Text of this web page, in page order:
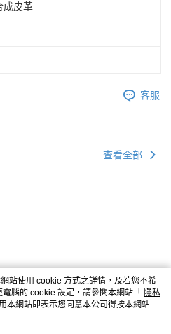
成皮革
客服
查看全部
站使用 cookie 方式之詳情，及若您不希
腦的 cookie 設定，請參閱本網站「 隱私
本網站即表示您同意本公司得按本網站使